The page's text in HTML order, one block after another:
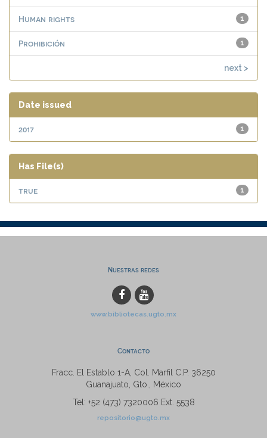
1
Human rights
1
Prohibición
next >
Date issued
1
2017
Has File(s)
1
true
Nuestras redes
www.bibliotecas.ugto.mx
Contacto
Fracc. El Establo 1-A, Col. Marfil C.P. 36250
Guanajuato, Gto., México
Tel: +52 (473) 7320006 Ext. 5538
repositorio@ugto.mx